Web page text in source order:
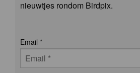
nieuwtjes rondom Birdpix.
Email *